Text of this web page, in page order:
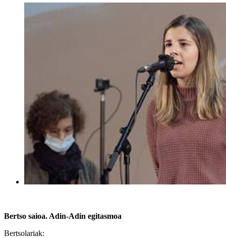
Bertso saioa. Adin-Adin egitasmoa
Bertsolariak: